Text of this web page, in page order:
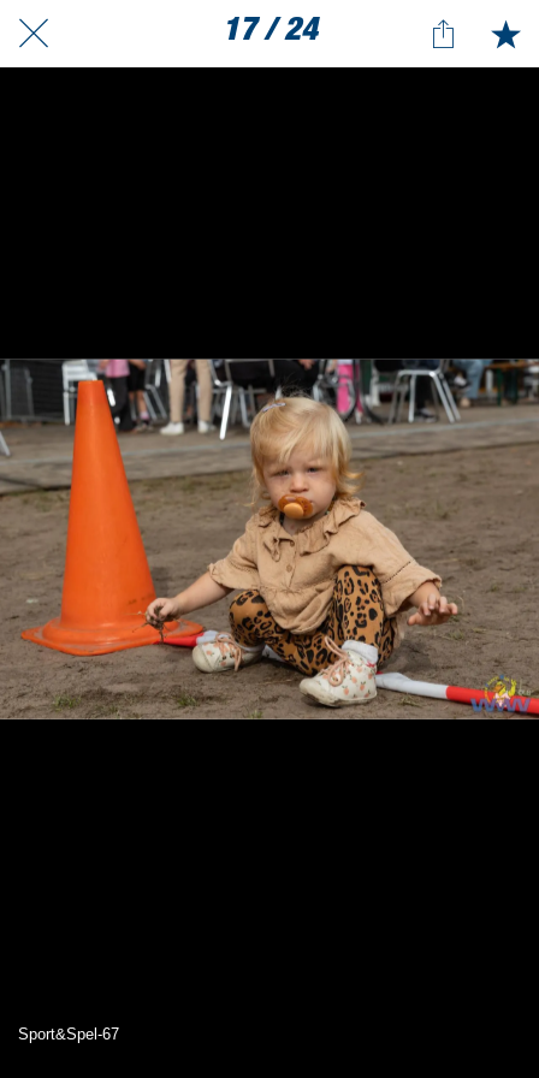
17 / 24
Sport&Spel-67